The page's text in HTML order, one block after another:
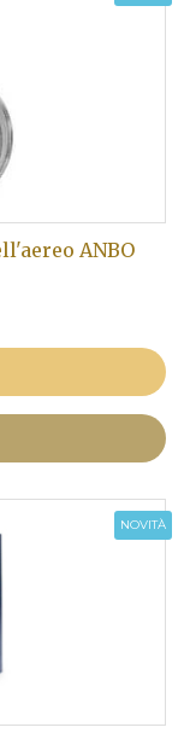
ANBO
NOVITÀ